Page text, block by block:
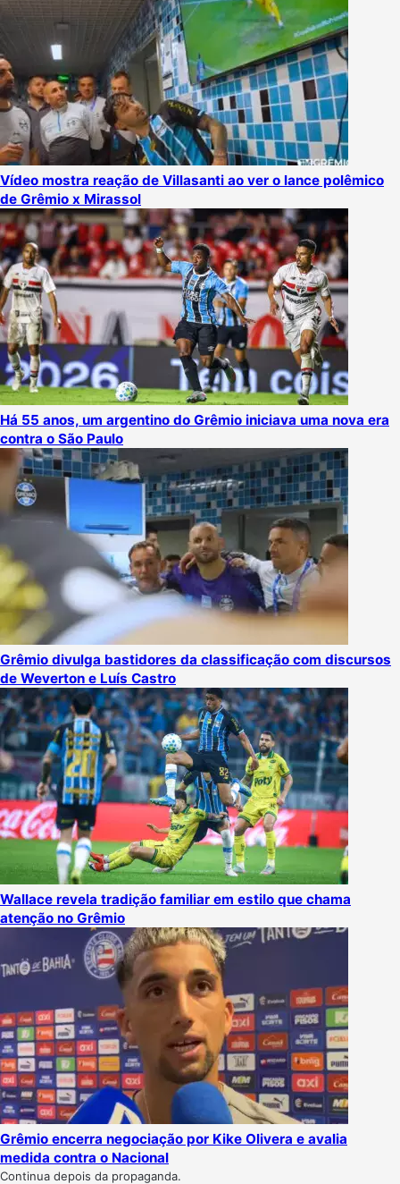
Vídeo mostra reação de Villasanti ao ver o lance polêmico
de Grêmio x Mirassol
Há 55 anos, um argentino do Grêmio iniciava uma nova era
contra o São Paulo
Grêmio divulga bastidores da classificação com discursos
de Weverton e Luís Castro
Wallace revela tradição familiar em estilo que chama
atenção no Grêmio
Grêmio encerra negociação por Kike Olivera e avalia
medida contra o Nacional
Continua depois da propaganda.